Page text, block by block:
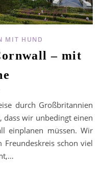
MIT HUND
– mit
dass wir unbedingt einen
einplanen müssen. Wir
schon viel